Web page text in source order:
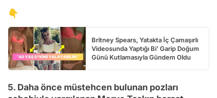
👇
Britney Spears, Yatakta İç Çamaşırlı
Videosunda Yaptığı Bi' Garip Doğum
Günü Kutlamasıyla Gündem Oldu
5. Daha önce müstehcen bulunan pozları